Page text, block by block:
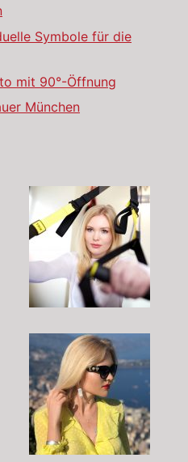
Symbole für die
mit 90°-Öffnung
München